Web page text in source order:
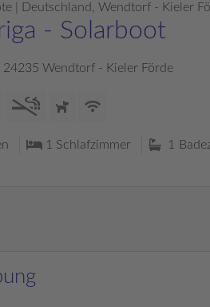
| Deutschland, Wendtorf - Kieler
- Solarboot
24235 Wendtorf - Kieler Förde
Schlafzimmer
1 1